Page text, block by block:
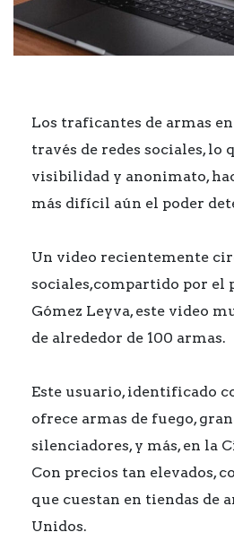
Los traficantes de armas
través de redes sociales, lo
visibilidad y anonimato,
más difícil aún el poder
Un video recientemente
sociales,compartido por el
Gómez Leyva, este video
de alrededor de 100 armas.
Este usuario, identificado
ofrece armas de fuego,
silenciadores, y más, en la
Con precios tan elevados,
que cuestan en tiendas de
Unidos.